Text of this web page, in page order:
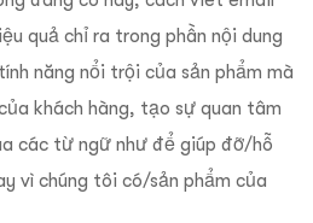
quả chỉ ra trong phần nội dung
năng nổi trội của sản phẩm mà
khách hàng, tạo sự quan tâm
các từ ngữ như để giúp đỡ/hỗ
vì chúng tôi có/sản phẩm của